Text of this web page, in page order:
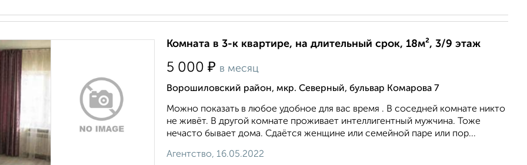
Комната в 3-к квартире, на длительный срок, 18м², 3/9 этаж
5 000 ₽ в месяц
Ворошиловский район, мкр. Северный, бульвар Комарова 7
Можно показать в любое удобное для вас время . В соседней комнате никто
не живёт. В другой комнате проживает интеллигентный мужчина. Тоже
нечасто бывает дома. Сдаётся женщине или семейной паре или пор...
Агентство, 16.05.2022